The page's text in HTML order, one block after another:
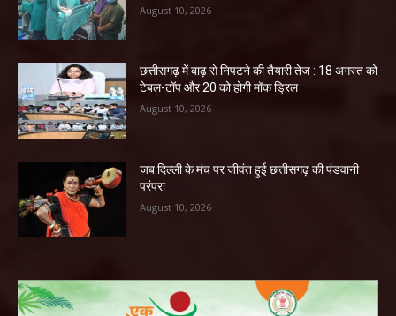
August 10, 2026
छत्तीसगढ़ में बाढ़ से निपटने की तैयारी तेज : 18 अगस्त को
टेबल-टॉप और 20 को होगी मॉक ड्रिल
August 10, 2026
जब दिल्ली के मंच पर जीवंत हुई छत्तीसगढ़ की पंडवानी
परंपरा
August 10, 2026